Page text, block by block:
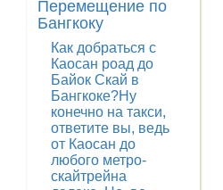
Перемещение по
Бангкоку
Как добраться с
Каосан роад до
Байок Скай в
Бангкоке?Ну
конечно на такси,
ответите вы, ведь
от Каосан до
любого метро-
скайтрейна